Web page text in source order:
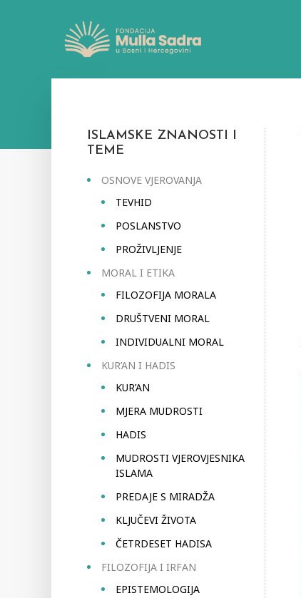
ISLAMSKE ZNANOSTI I
TEME
OSNOVE VJEROVANJA
TEVHID
POSLANSTVO
PROŽIVLJENJE
MORAL I ETIKA
FILOZOFIJA MORALA
DRUŠTVENI MORAL
INDIVIDUALNI MORAL
KUR’AN I HADIS
KUR’AN
MJERA MUDROSTI
HADIS
MUDROSTI VJEROVJESNIKA
ISLAMA
PREDAJE S MIRADŽA
KLJUČEVI ŽIVOTA
ČETRDESET HADISA
FILOZOFIJA I IRFAN
EPISTEMOLOGIJA